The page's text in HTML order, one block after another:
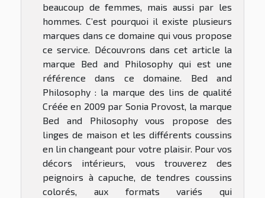
beaucoup de femmes, mais aussi par les
hommes. C’est pourquoi il existe plusieurs
marques dans ce domaine qui vous propose
ce service. Découvrons dans cet article la
marque Bed and Philosophy qui est une
référence dans ce domaine. Bed and
Philosophy : la marque des lins de qualité
Créée en 2009 par Sonia Provost, la marque
Bed and Philosophy vous propose des
linges de maison et les différents coussins
en lin changeant pour votre plaisir. Pour vos
décors intérieurs, vous trouverez des
peignoirs à capuche, de tendres coussins
colorés, aux formats variés qui